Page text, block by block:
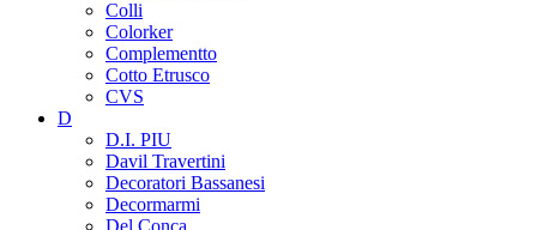
Colli
Colorker
Complementto
Cotto Etrusco
CVS
D
D.I. PIU
Davil Travertini
Decoratori Bassanesi
Decormarmi
Del Conca